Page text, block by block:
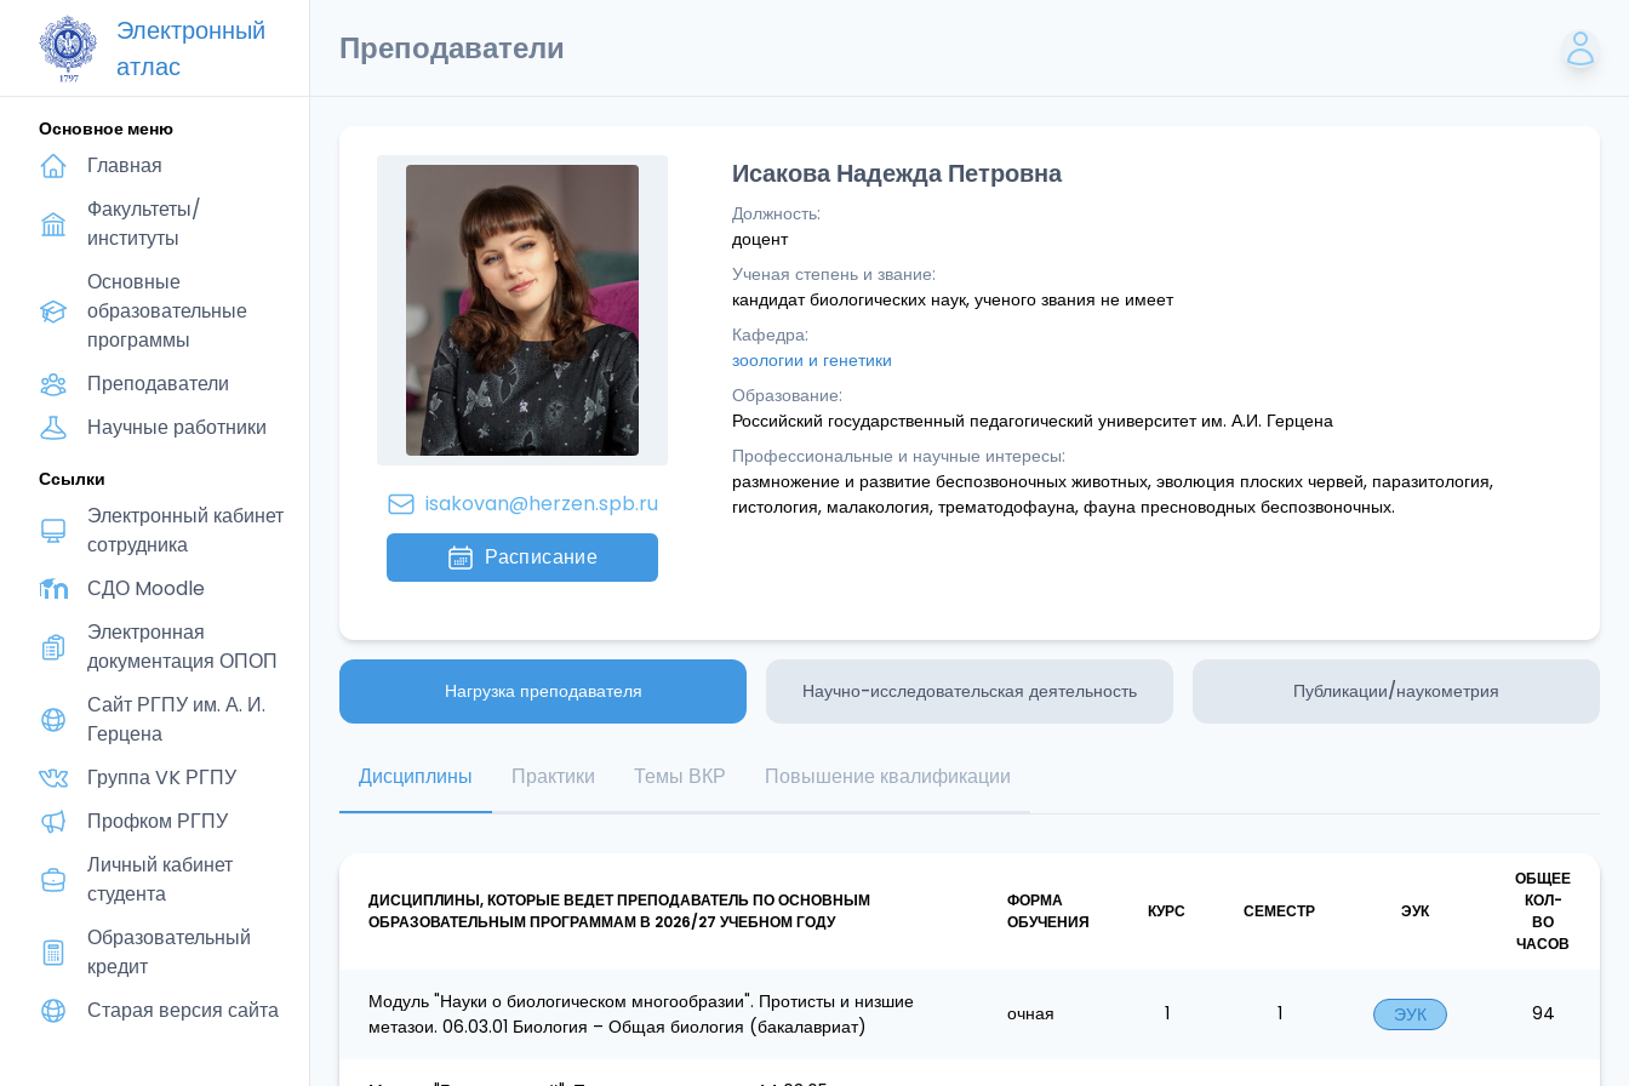
Электронный
атлас
Основное меню
Главная
Факультеты/
институты
Основные
образовательные
программы
Преподаватели
Научные работники
Ссылки
Электронный кабинет
сотрудника
СДО Moodle
Электронная
документация ОПОП
Сайт РГПУ им. А. И.
Герцена
Группа VK РГПУ
Профком РГПУ
Личный кабинет
студента
Образовательный
кредит
Старая версия сайта
Преподаватели
isakovan@herzen.spb.ru
Расписание
Исакова Надежда Петровна
Должность:
доцент
Ученая степень и звание:
кандидат биологических наук, ученого звания не имеет
Кафедра:
зоологии и генетики
Образование:
Российский государственный педагогический университет им. А.И. Герцена
Профессиональные и научные интересы:
размножение и развитие беспозвоночных животных, эволюция плоских червей, паразитология,
гистология, малакология, трематодофауна, фауна пресноводных беспозвоночных.
Нагрузка преподавателя Научно-исследовательская деятельность Публикации/наукометрия
Дисциплины Практики Темы ВКР Повышение квалификации
ДИСЦИПЛИНЫ, КОТОРЫЕ ВЕДЕТ ПРЕПОДАВАТЕЛЬ ПО ОСНОВНЫМ
ОБРАЗОВАТЕЛЬНЫМ ПРОГРАММАМ В 2026/27 УЧЕБНОМ ГОДУ
ФОРМА
ОБУЧЕНИЯ
КУРС СЕМЕСТР ЭУК
ОБЩЕЕ
КОЛ-
ВО
ЧАСОВ
Модуль "Науки о биологическом многообразии". Протисты и низшие
метазои. 06.03.01 Биология – Общая биология (бакалавриат)
очная 1 1 ЭУК 94